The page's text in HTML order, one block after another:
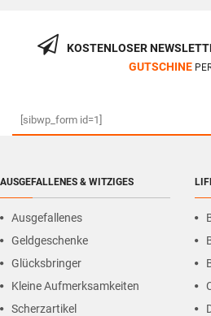
KOSTENLOSER
GUTSCHINE
[sibwp_form id=1]
AUSGEFALLENES & WITZIGES
Ausgefallenes
Geldgeschenke
Glücksbringer
Kleine Aufmerksamkeiten
Scherzartikel